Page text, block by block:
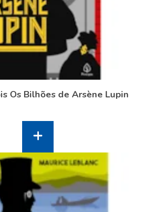
Os Bilhões de Arsène Lupin